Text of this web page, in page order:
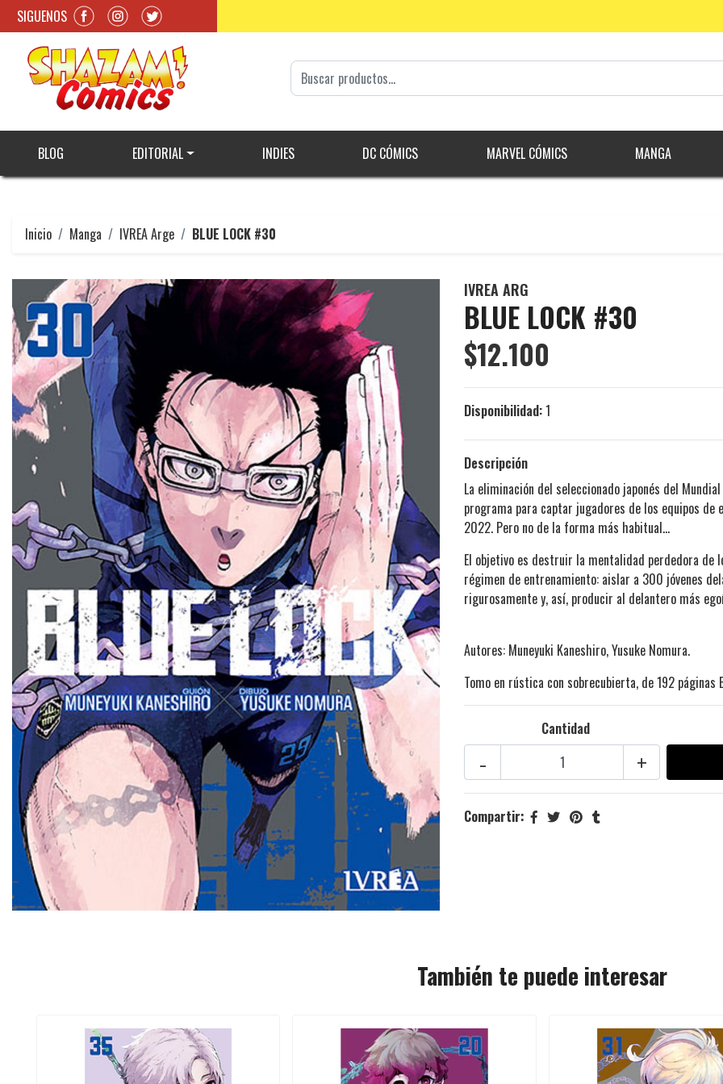
SIGUENOS
BLOG EDITORIAL INDIES DC CÓMICS MARVEL CÓMICS MANGA
Inicio Manga IVREA Arge BLUE LOCK #30
IVREA ARG
BLUE LOCK #30
$12.100
Disponibilidad:1
Descripción
La eliminación del seleccionado japonés del
programa para captar jugadores de los equipos de
2022. Pero no de la forma más habitual…
El objetivo es destruir la mentalidad perdedora de
régimen de entrenamiento: aislar a 300 jóvenes
rigurosamente y, así, producir al delantero más
Autores: Muneyuki Kaneshiro, Yusuke Nomura.
Tomo en rústica con sobrecubierta, de 192 páginas
Cantidad
+
-
Compartir:
También te puede interesar